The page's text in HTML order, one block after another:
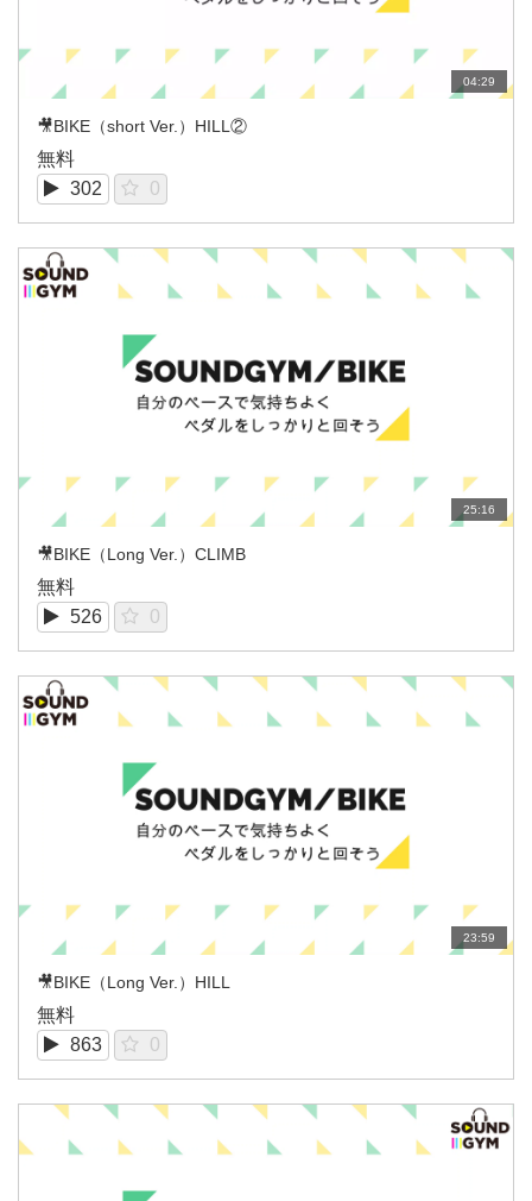
04:29
🎥BIKE（short Ver.）HILL②
無料
302
0
25:16
🎥BIKE（Long Ver.）CLIMB
無料
526
0
23:59
🎥BIKE（Long Ver.）HILL
無料
863
0